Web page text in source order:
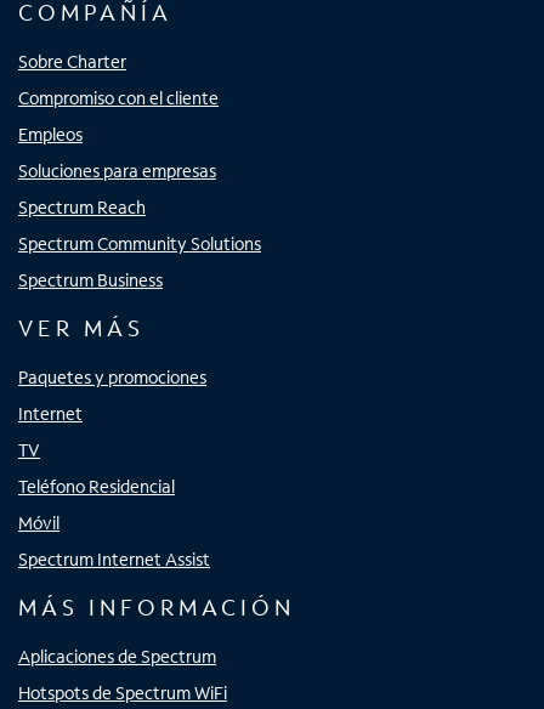
COMPAÑÍA
Sobre Charter
Compromiso con el cliente
Empleos
Soluciones para empresas
Spectrum Reach
Spectrum Community Solutions
Spectrum Business
VER MÁS
Paquetes y promociones
Internet
TV
Teléfono Residencial
Móvil
Spectrum Internet Assist
MÁS INFORMACIÓN
Aplicaciones de Spectrum
Hotspots de Spectrum WiFi